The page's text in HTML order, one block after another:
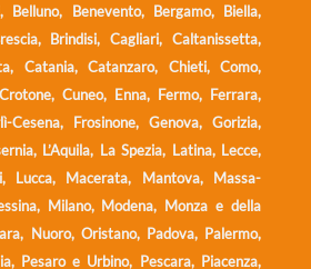
Belluno, Benevento, Bergamo, Biella,
Brindisi, Cagliari, Caltanissetta,
Catania, Catanzaro, Chieti, Como,
Cuneo, Enna, Fermo, Ferrara,
Cesena, Frosinone, Genova, Gorizia,
L’Aquila, La Spezia, Latina, Lecce,
Lucca, Macerata, Mantova, Massa-
Milano, Modena, Monza e della
Nuoro, Oristano, Padova, Palermo,
Pesaro e Urbino, Pescara, Piacenza,